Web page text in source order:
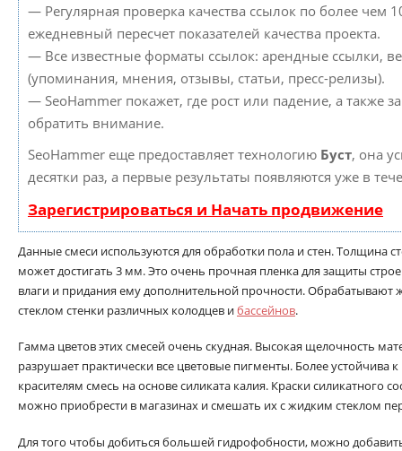
— Регулярная проверка качества ссылок по более чем
ежедневный пересчет показателей качества проекта.
— Все известные форматы ссылок: арендные ссылки,
(упоминания, мнения, отзывы, статьи, пресс-релизы).
— SeoHammer покажет, где рост или падение, а также
обратить внимание.
SeoHammer еще предоставляет технологию Буст, она
десятки раз, а первые результаты появляются уже в
Зарегистрироваться и Начать продвижение
Данные смеси используются для обработки пола и стен. Толщина
может достигать 3 мм. Это очень прочная пленка для защиты
влаги и придания ему дополнительной прочности. Обрабатывают
стеклом стенки различных колодцев ибассейнов.
Гамма цветов этих смесей очень скудная. Высокая щелочность
разрушает практически все цветовые пигменты. Более устойчива к
красителям смесь на основе силиката калия. Краски силикатного
можно приобрести в магазинах и смешать их с жидким стеклом
Для того чтобы добиться большей гидрофобности, можно